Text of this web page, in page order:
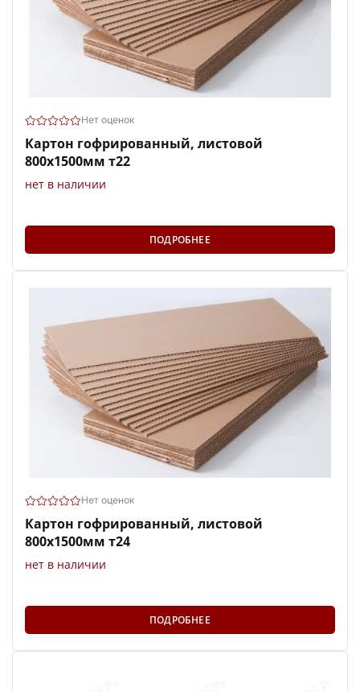
Нет оценок
Картон гофрированный, листовой
800х1500мм т22
нет в наличии
ПОДРОБНЕЕ
Нет оценок
Картон гофрированный, листовой
800х1500мм т24
нет в наличии
ПОДРОБНЕЕ